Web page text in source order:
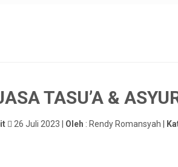
TASU’A &
26 Juli 2023 | Oleh : Rendy Romansyah |